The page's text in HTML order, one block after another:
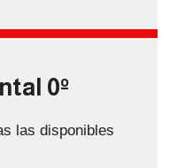
0º
las disponibles